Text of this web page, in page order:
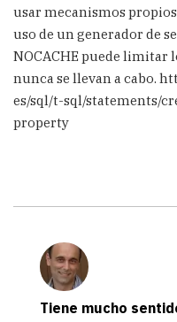
usar mecanismos
uso de un generador de
NOCACHE puede limitar
nunca se llevan a cabo.
es/sql/t-sql/statements/
property
Tiene mucho